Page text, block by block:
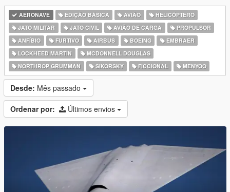
AERONAVE EDIÇÃO BÁSICA AVIÃO
HELICÓPTERO
JATO MILITAR
JATO CIVIL AVIÃO DE CARGA
PROPULSOR
ANFÍBIO
FURTIVO AIRBUS BOEING
EMBRAER
LOCKHEED MARTIN
MCDONNELL DOUGLAS
NORTHROP GRUMMAN
SIKORSKY FICCIONAL MENYOO
Desde: Mês passado
Ordenar por: Últimos envios